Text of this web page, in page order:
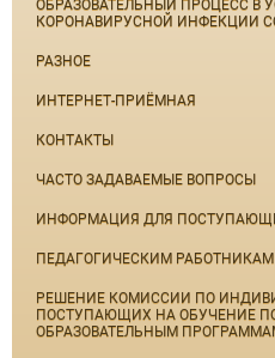
ОБРАЗОВАТЕЛЬНЫЙ ПРОЦЕСС В
КОРОНАВИРУСНОЙ ИНФЕКЦИИ
РАЗНОЕ
ИНТЕРНЕТ-ПРИЁМНАЯ
КОНТАКТЫ
ЧАСТО ЗАДАВАЕМЫЕ ВОПРОСЫ
ИНФОРМАЦИЯ ДЛЯ
ПЕДАГОГИЧЕСКИМ РАБОТНИКАМ
РЕШЕНИЕ КОМИССИИ ПО
ПОСТУПАЮЩИХ НА ОБУЧЕНИЕ
ОБРАЗОВАТЕЛЬНЫМ